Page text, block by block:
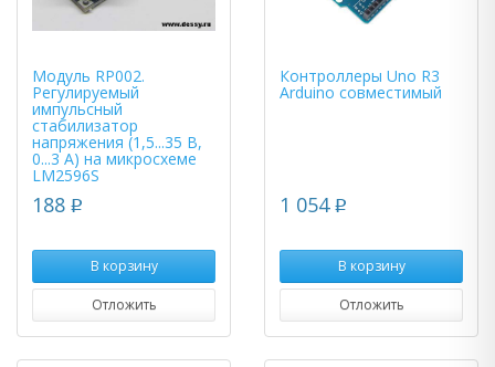
Модуль RP002.
Регулируемый
импульсный
стабилизатор
напряжения (1,5...35 В,
0...3 А) на микросхеме
LM2596S
188 p
В корзину
Отложить
Контроллеры Uno R3
Arduino совместимый
1 054 p
В корзину
Отложить